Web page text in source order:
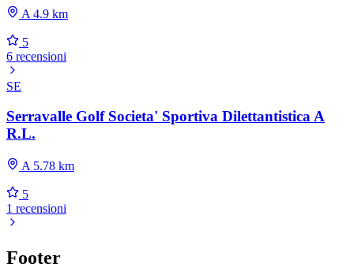
A 4.9 km
5
6 recensioni
SE
Serravalle Golf Societa' Sportiva Dilettantistica A
R.L.
A 5.78 km
5
1 recensioni
Footer